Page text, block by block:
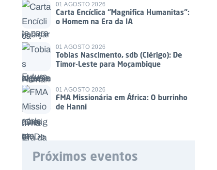
01 AGOSTO 2026
Carta Encíclica “Magnifica Humanitas”:
o Homem na Era da IA
01 AGOSTO 2026
Tobias Nascimento, sdb (Clérigo): De
Timor-Leste para Moçambique
01 AGOSTO 2026
FMA Missionária em África: O burrinho
de Hanni
Próximos eventos